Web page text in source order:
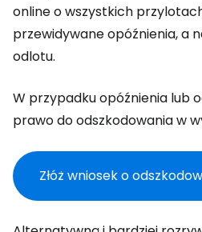
online o wszystkich
przewidywane opóźnienia, a
odlotu.
W przypadku opóźnienia lub
prawo do odszkodowania w
Złóż wniosek o